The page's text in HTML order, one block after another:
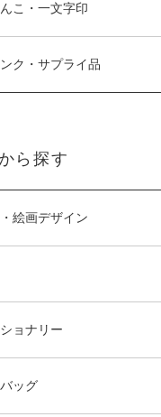
こ・一文字印
ク・サプライ品
ら探す
絵画デザイン
ョナリー
ッグ